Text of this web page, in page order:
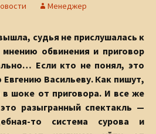
Менеджер
судья не прислушалась к
обвинения и приговор
Если кто не понял, это
Васильеву. Как пишут,
в шоке от приговора. И все же
разыгранный спектакль —
то система сурова и